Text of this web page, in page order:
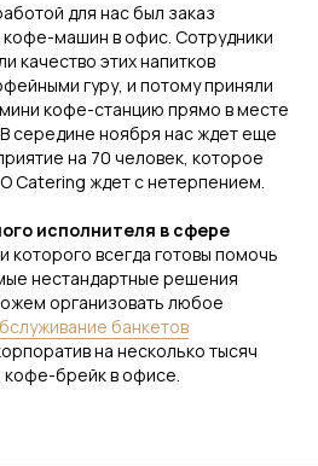
для нас был заказ
машин в офис. Сотрудники
качество этих напитков
гуру, и потому приняли
кофе-станцию прямо в месте
середине ноября нас ждет еще
на 70 человек, которое
Catering ждет с нетерпением.
исполнителя в сфере
которого всегда готовы помочь
нестандартные решения
организовать любое
банкетов
на несколько тысяч
брейк в офисе.